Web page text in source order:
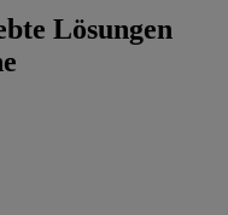
Lösungen